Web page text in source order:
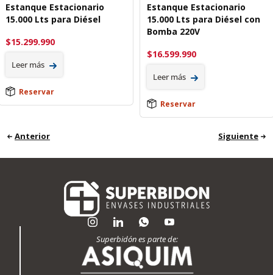
Estanque Estacionario
15.000 Lts para Diésel
$15.299.990
Leer más
Reservar
Estanque Estacionario
15.000 Lts para Diésel con
Bomba 220V
$16.599.990
Leer más
Reservar
Anterior Siguiente
Superbidón es parte de: